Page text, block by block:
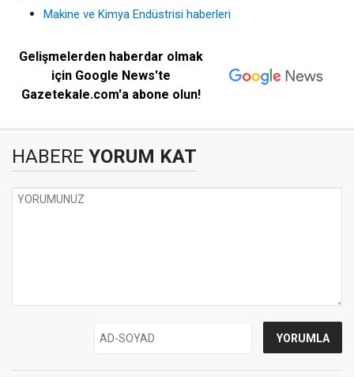
Makine ve Kimya Endüstrisi haberleri
Gelişmelerden haberdar olmak
için Google News'te
Gazetekale.com'a abone olun!
HABERE YORUM KAT